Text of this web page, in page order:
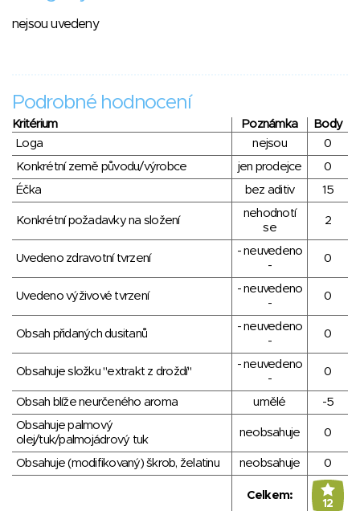
nejsou uvedeny
Podrobné hodnocení
Kritérium Poznámka
Body
Loga
nejsou
0
Konkrétní země původu/výrobce
jen prodejce
0
Éčka
bez aditiv 15
Konkrétní požadavky na složení
nehodnotí
se
2
Uvedeno zdravotní tvrzení
- neuvedeno
-
0
Uvedeno výživové tvrzení
- neuvedeno
-
0
Obsah přidaných dusitanů
- neuvedeno
-
0
Obsahuje složku "extrakt z droždí"
- neuvedeno
-
0
Obsah blíže neurčeného aroma umělé
-5
Obsahuje palmový
olej/tuk/palmojádrový tuk
neobsahuje 0
Obsahuje (modifikovaný) škrob, želatinu neobsahuje 0
Celkem:
12